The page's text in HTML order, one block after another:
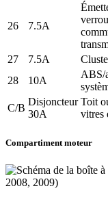
26 7.5A
27
7.5A
28
10A
ABS/
C/B
Disjoncteur
30A
Toit
vitres
Compartiment moteur